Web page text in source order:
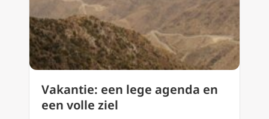
Vakantie: een lege agenda en
een volle ziel